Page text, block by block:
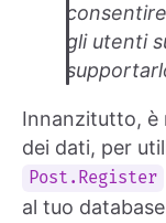
gli utenti
Innanzitutto, è
dei dati, per
Post.Register
al tuo